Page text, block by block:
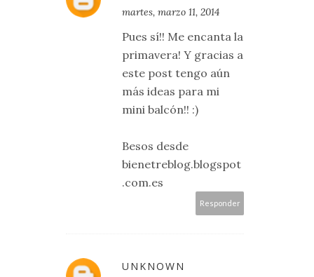
martes, marzo 11, 2014
Pues sí!! Me encanta la
primavera! Y gracias a
este post tengo aún
más ideas para mi
mini balcón!! :)
Besos desde
bienetreblog.blogspot
.com.es
Responder
UNKNOWN